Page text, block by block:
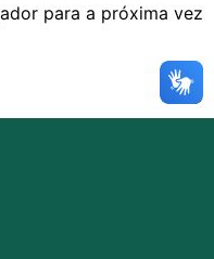
para a próxima vez